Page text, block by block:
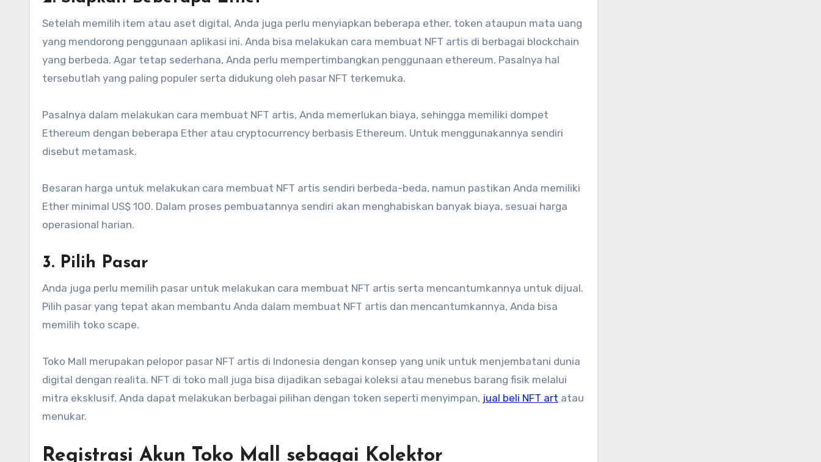
Setelah memilih item atau aset digital, Anda juga perlu menyiapkan beberapa ether, token ataupun mata uang
yang mendorong penggunaan aplikasi ini. Anda bisa melakukan cara membuat NFT artis di berbagai blockchain
yang berbeda. Agar tetap sederhana, Anda perlu mempertimbangkan penggunaan ethereum. Pasalnya hal
tersebutlah yang paling populer serta didukung oleh pasar NFT terkemuka.
Pasalnya dalam melakukan cara membuat NFT artis, Anda memerlukan biaya, sehingga memiliki dompet
Ethereum dengan beberapa Ether atau cryptocurrency berbasis Ethereum. Untuk menggunakannya sendiri
disebut metamask.
Besaran harga untuk melakukan cara membuat NFT artis sendiri berbeda-beda, namun pastikan Anda memiliki
Ether minimal US$ 100. Dalam proses pembuatannya sendiri akan menghabiskan banyak biaya, sesuai harga
operasional harian.
3. Pilih Pasar
Anda juga perlu memilih pasar untuk melakukan cara membuat NFT artis serta mencantumkannya untuk dijual.
Pilih pasar yang tepat akan membantu Anda dalam membuat NFT artis dan mencantumkannya, Anda bisa
memilih toko scape.
Toko Mall merupakan pelopor pasar NFT artis di Indonesia dengan konsep yang unik untuk menjembatani dunia
digital dengan realita. NFT di toko mall juga bisa dijadikan sebagai koleksi atau menebus barang fisik melalui
mitra eksklusif. Anda dapat melakukan berbagai pilihan dengan token seperti menyimpan, jual beli NFT art atau
menukar.
Registrasi Akun Toko Mall sebagai Kolektor